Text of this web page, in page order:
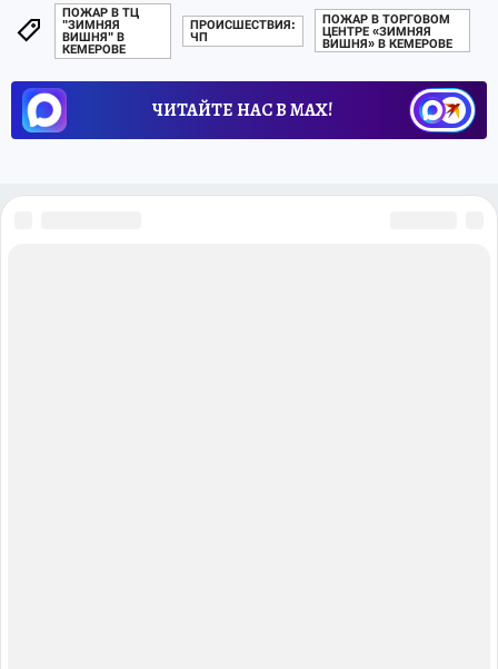
ПОЖАР В ТЦ
"ЗИМНЯЯ
ВИШНЯ" В
КЕМЕРОВЕ
ПРОИСШЕСТВИЯ:
ЧП
ПОЖАР В ТОРГОВОМ
ЦЕНТРЕ «ЗИМНЯЯ
ВИШНЯ» В КЕМЕРОВЕ
ЧИТАЙТЕ НАС В МАХ!